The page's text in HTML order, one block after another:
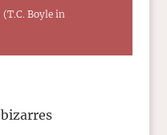
(T.C. Boyle in